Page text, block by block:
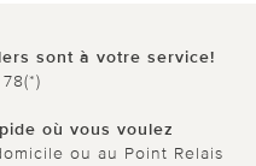
sont à votre service!
où vous voulez
ou au Point Relais